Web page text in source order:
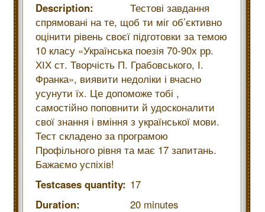
Description:
Тестові завдання
спрямовані на те, щоб ти міг об’єктивно
оцінити рівень своєї підготовки за темою
10 класу «Українська поезія 70-90х рр.
ХІХ ст. Творчість П. Грабовського, І.
Франка», виявити недоліки і вчасно
усунути їх. Це допоможе тобі ,
самостійно поповнити й удосконалити
свої знання і вміння з української мови.
Тест складено за програмою
Профільного рівня та має 17 запитань.
Бажаємо успіхів!
Testcases quantity: 17
Duration:
20 minutes